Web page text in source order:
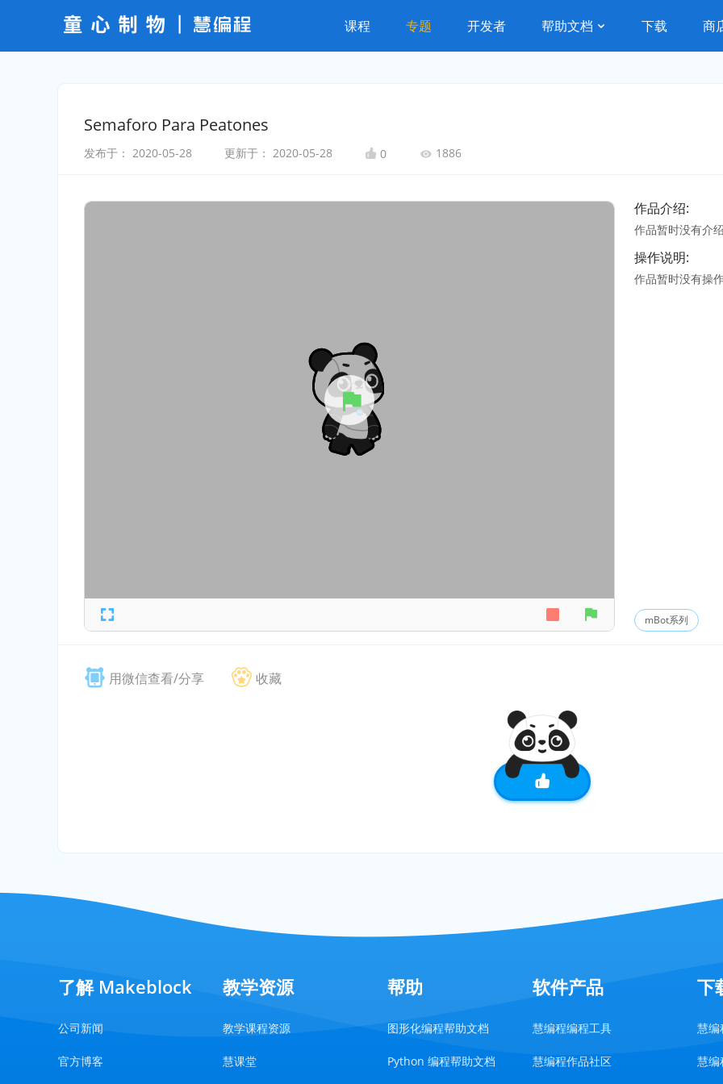
课程 专题 开发者 帮助文档 下载 商
Semaforo Para Peatones
发布于： 2020-05-28 更新于： 2020-05-28 0 1886
作品介绍:
作品暂时没有介
操作说明:
作品暂时没有操
mBot系列
用微信查看/分享 收藏
了解 Makeblock
公司新闻
官方博客
教学资源
教学课程资源
慧课堂
帮助
图形化编程帮助文档
Python 编程帮助文档
软件产品
慧编程编程工具
慧编程作品社区
下
慧
慧